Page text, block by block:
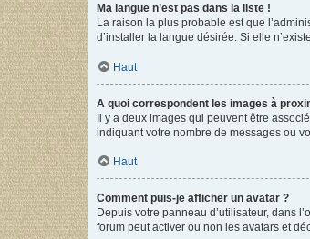
Ma langue n’est pas dans la liste !
La raison la plus probable est que
d’installer la langue désirée. Si elle
Haut
A quoi correspondent les images à
Il y a deux images qui peuvent être
indiquant votre nombre de messages ou
Haut
Comment puis-je afficher un avatar ?
Depuis votre panneau d’utilisateur, dans
forum peut activer ou non les avatars et